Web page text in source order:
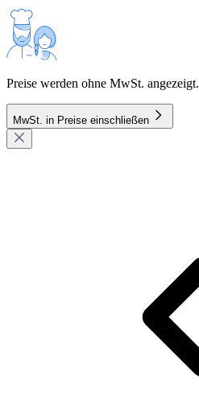
Preise werden ohne MwSt. angezeigt.
MwSt. in Preise einschließen